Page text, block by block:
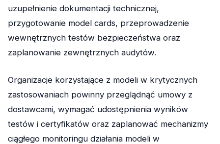
uzupełnienie dokumentacji technicznej,
przygotowanie model cards, przeprowadzenie
wewnętrznych testów bezpieczeństwa oraz
zaplanowanie zewnętrznych audytów.
Organizacje korzystające z modeli w krytycznych
zastosowaniach powinny przeglądnąć umowy z
dostawcami, wymagać udostępnienia wyników
testów i certyfikatów oraz zaplanować mechanizmy
ciągłego monitoringu działania modeli w